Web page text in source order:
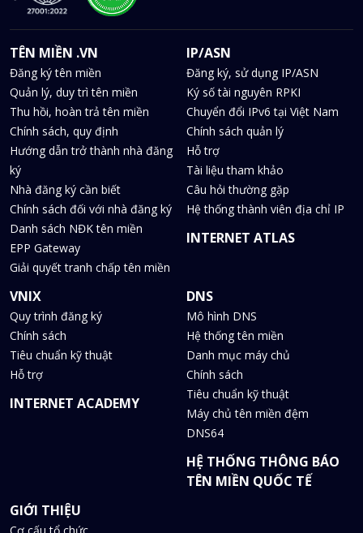
TÊN MIỀN .VN
Đăng ký tên miền
Quản lý, duy trì tên miền
Thu hồi, hoàn trả tên miền
Chính sách, quy định
Hướng dẫn trở thành nhà đăng
ký
Nhà đăng ký cần biết
Chính sách đối với nhà đăng ký
Danh sách NĐK tên miền
EPP Gateway
Giải quyết tranh chấp tên miền
IP/ASN
Đăng ký, sử dụng IP/ASN
Ký số tài nguyên RPKI
Chuyển đổi IPv6 tại Việt Nam
Chính sách quản lý
Hỗ trợ
Tài liệu tham khảo
Câu hỏi thường gặp
Hệ thống thành viên địa chỉ IP
INTERNET ATLAS
VNIX
Quy trình đăng ký
Chính sách
Tiêu chuẩn kỹ thuật
Hỗ trợ
INTERNET ACADEMY
DNS
Mô hình DNS
Hệ thống tên miền
Danh mục máy chủ
Chính sách
Tiêu chuẩn kỹ thuật
Máy chủ tên miền đệm
DNS64
HỆ THỐNG THÔNG BÁO
TÊN MIỀN QUỐC TẾ
GIỚI THIỆU